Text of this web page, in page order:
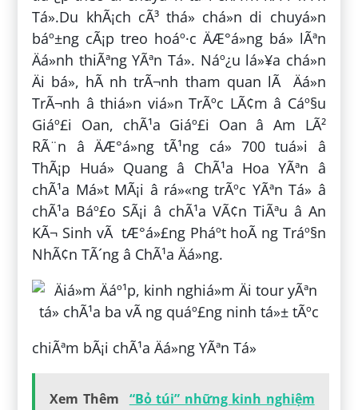
Tá»­.Du khÃ¡ch cÃ³ thá» chá»n di chuyá»n
báº±ng cÃ¡p treo hoáº·c ÄÆ°á»ng bá» lÃªn
Äá»nh thiÃªng YÃªn Tá»­. Náº¿u lá»¥a chá»n
Äi bá», hÃ nh trÃ¬nh tham quan lÃ Äá»n
TrÃ¬nh â thiá»n viá»n TrÃºc LÃ¢m â Cáº§u
Giáº£i Oan, chÃ¹a Giáº£i Oan â Am LÃ²
RÃ¨n â ÄÆ°á»ng tÃ¹ng cá» 700 tuá»i â
ThÃ¡p Huá» Quang â ChÃ¹a Hoa YÃªn â
chÃ¹a Má»t MÃ¡i â rá»«ng trÃºc YÃªn Tá»­ â
chÃ¹a Báº£o SÃ¡i â chÃ¹a VÃ¢n TiÃªu â An
KÃ¬ Sinh vÃ tÆ°á»£ng Pháº­t hoÃ ng Tráº§n
NhÃ¢n TÃ´ng â ChÃ¹a Äá»ng.
chiÃªm bÃ¡i chÃ¹a Äá»ng YÃªn Tá»­
Xem Thêm
“Bỏ túi” những kinh nghiệm